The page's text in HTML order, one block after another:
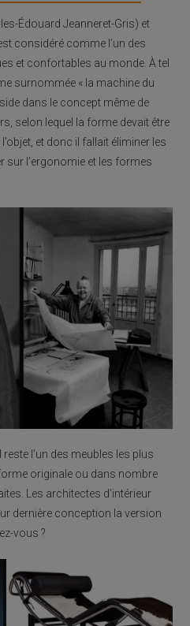
Édouard Jeanneret-Gris) et
considéré comme l’un des
et confortables au monde. À tel
surnommée « la machine du
dans le concept même de
selon lequel la forme devait être
et donc il fallait éliminer les
sur l’ergonomie et les formes
l’un des meubles les plus
originale ou dans nombre
Les architectes d’intérieur
dernière conception la version
vous ?